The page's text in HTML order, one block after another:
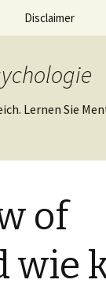
Disclaimer
Lernen Sie
of